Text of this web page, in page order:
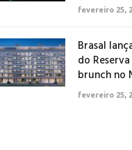
fevereiro 25,
Brasal
do
brunch no
fevereiro 25,